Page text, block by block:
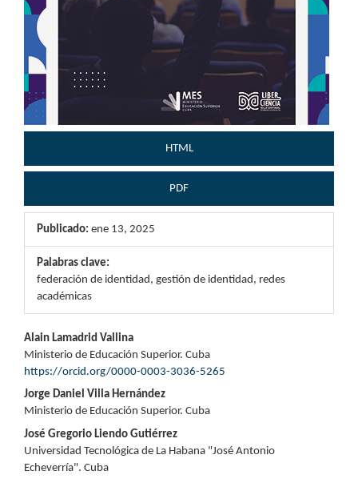
HTML
PDF
Publicado: ene 13, 2025
Palabras clave:
federación de identidad, gestión de identidad, redes
académicas
Contenido
principal
del
artículo
Alain Lamadrid Vallina
Ministerio de Educación Superior. Cuba
https://orcid.org/0000-0003-3036-5265
Jorge Daniel Villa Hernández
Ministerio de Educación Superior. Cuba
José Gregorio Liendo Gutiérrez
Universidad Tecnológica de La Habana "José Antonio
Echeverría". Cuba